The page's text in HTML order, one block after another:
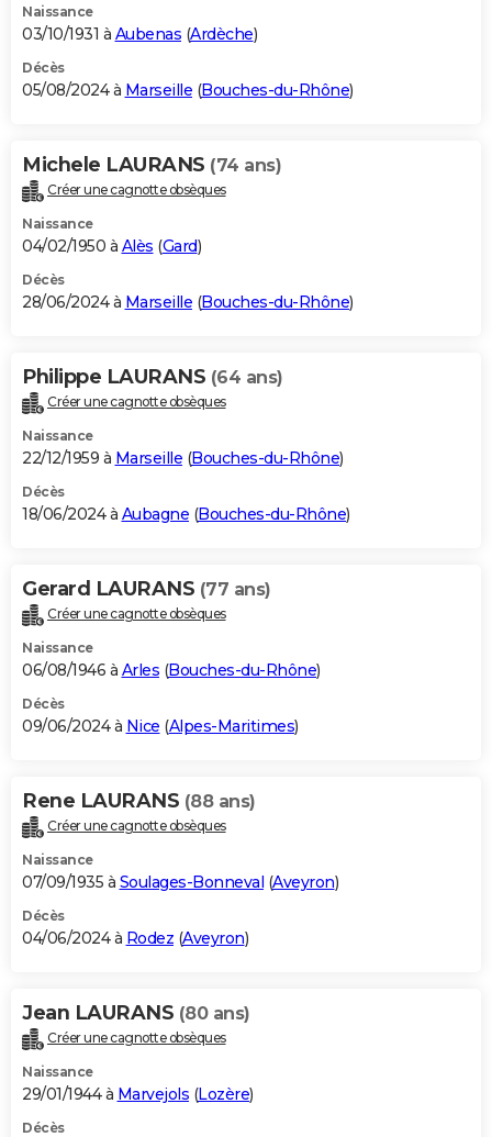
Naissance
03/10/1931 à Aubenas (Ardèche)
Décès
05/08/2024 à Marseille (Bouches-du-Rhône)
Michele LAURANS (74 ans)
Créer une cagnotte obsèques
Naissance
04/02/1950 à Alès (Gard)
Décès
28/06/2024 à Marseille (Bouches-du-Rhône)
Philippe LAURANS (64 ans)
Créer une cagnotte obsèques
Naissance
22/12/1959 à Marseille (Bouches-du-Rhône)
Décès
18/06/2024 à Aubagne (Bouches-du-Rhône)
Gerard LAURANS (77 ans)
Créer une cagnotte obsèques
Naissance
06/08/1946 à Arles (Bouches-du-Rhône)
Décès
09/06/2024 à Nice (Alpes-Maritimes)
Rene LAURANS (88 ans)
Créer une cagnotte obsèques
Naissance
07/09/1935 à Soulages-Bonneval (Aveyron)
Décès
04/06/2024 à Rodez (Aveyron)
Jean LAURANS (80 ans)
Créer une cagnotte obsèques
Naissance
29/01/1944 à Marvejols (Lozère)
Décès